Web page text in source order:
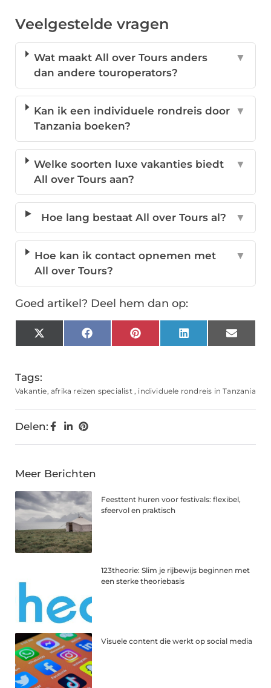
Veelgestelde vragen
Wat maakt All over Tours anders
dan andere touroperators?
▼
Kan ik een individuele rondreis door
Tanzania boeken?
▼
Welke soorten luxe vakanties biedt
All over Tours aan?
▼
Hoe lang bestaat All over Tours al? ▼
Hoe kan ik contact opnemen met
All over Tours?
▼
Goed artikel? Deel hem dan op:
X
(Twitter)
FacebookPinterestLinkedInEmail
Tags:
Vakantie,afrika reizen specialist, individuele rondreis in Tanzania
Delen:
Meer Berichten
Feesttent huren voor festivals: flexibel,
sfeervol en praktisch
123theorie: Slim je rijbewijs beginnen met
een sterke theoriebasis
Visuele content die werkt op social media